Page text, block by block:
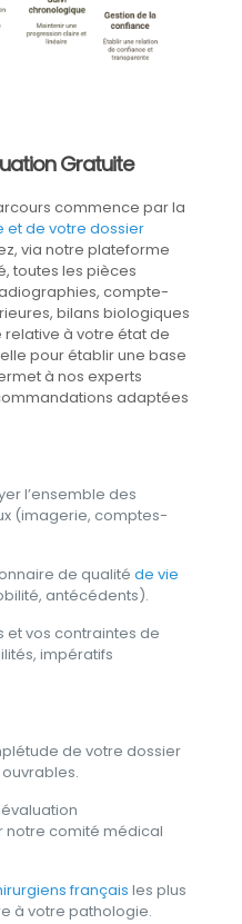
Gratuite
commence par la
et de votre dossier
via notre plateforme
toutes les pièces
compte-
bilans biologiques
à votre état de
pour établir une base
à nos experts
adaptées
l’ensemble des
(imagerie, comptes-
de qualité de vie
antécédents).
et vos contraintes de
impératifs
de votre dossier
notre comité médical
français les plus
à votre pathologie.